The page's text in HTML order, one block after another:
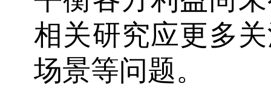
相关研究应更多
场景等问题。